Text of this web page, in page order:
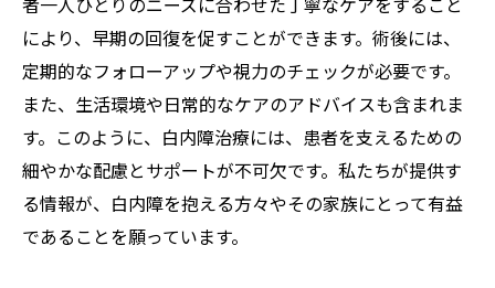
により、早期の回復を促すことができます。術後には、
定期的なフォローアップや視力のチェックが必要です。
また、生活環境や日常的なケアのアドバイスも含まれま
す。このように、白内障治療には、患者を支えるための
細やかな配慮とサポートが不可欠です。私たちが提供す
る情報が、白内障を抱える方々やその家族にとって有益
であることを願っています。